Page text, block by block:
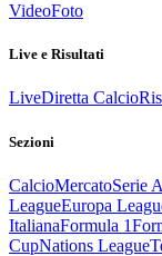
VideoFoto
Live e Risultati
LiveDiretta Calcio
Sezioni
CalcioMercatoSerie A
LeagueEuropa
ItalianaFormula 1
CupNations League